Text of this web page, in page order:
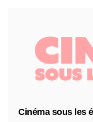
Cinéma sous les